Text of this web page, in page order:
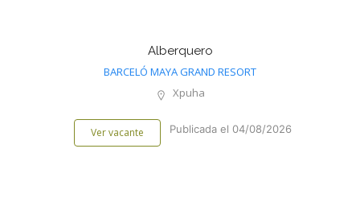
Alberquero
BARCELÓ MAYA GRAND RESORT
Xpuha
Ver vacante Publicada el 04/08/2026